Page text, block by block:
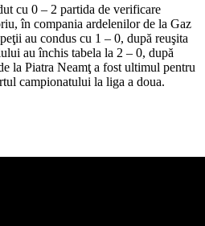
cu 0 – 2 partida de verificare
în compania ardelenilor de la Gaz
au condus cu 1 – 0, după reuşita
au închis tabela la 2 – 0, după
la Piatra Neamţ a fost ultimul pentru
campionatului la liga a doua.